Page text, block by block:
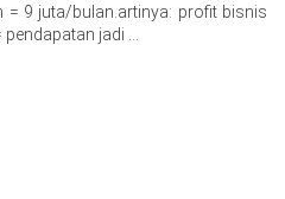
= 9 juta/bulan.artinya: profit bisnis
jadi …